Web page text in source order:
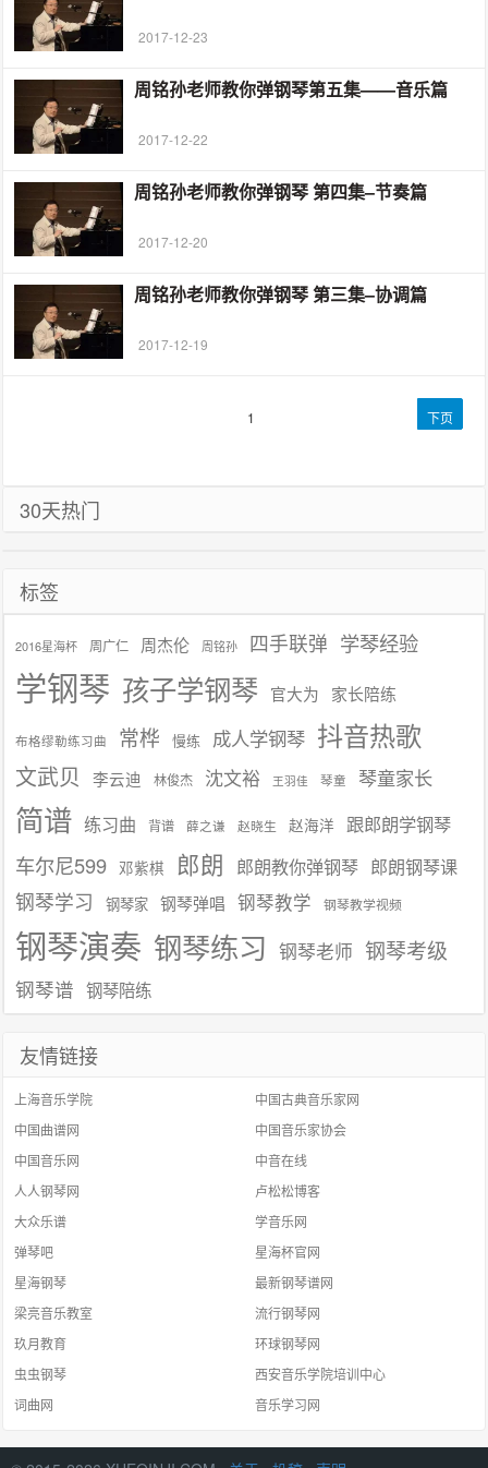
2017-12-23
周铭孙老师教你弹钢琴第五集——音乐篇
2017-12-22
周铭孙老师教你弹钢琴 第四集–节奏篇
2017-12-20
周铭孙老师教你弹钢琴 第三集–协调篇
2017-12-19
航
1
下页
30天热门
标签
2016星海杯 周广仁 周杰伦 周铭孙 四手联弹 学琴经验
学钢琴 孩子学钢琴 官大为 家长陪练
布格缪勒练习曲 常桦 慢练 成人学钢琴 抖音热歌
文武贝 李云迪 林俊杰 沈文裕 王羽佳 琴童 琴童家长
简谱 练习曲 背谱 薛之谦 赵晓生 赵海洋 跟郎朗学钢琴
车尔尼599 邓紫棋 郎朗 郎朗教你弹钢琴 郎朗钢琴课
钢琴学习 钢琴家 钢琴弹唱 钢琴教学 钢琴教学视频
钢琴演奏 钢琴练习 钢琴老师 钢琴考级
钢琴谱 钢琴陪练
友情链接
上海音乐学院
中国古典音乐家网
中国曲谱网
中国音乐家协会
中国音乐网
中音在线
人人钢琴网
卢松松博客
大众乐谱
学音乐网
弹琴吧
星海杯官网
星海钢琴
最新钢琴谱网
梁亮音乐教室
流行钢琴网
玖月教育
环球钢琴网
虫虫钢琴
西安音乐学院培训中心
词曲网
音乐学习网